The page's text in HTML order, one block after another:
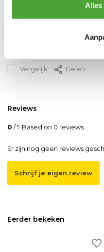
Alles
Do you have a question
Our employee is happy to
Vergelijk Delen
Reviews
0 /5 Based on 0 reviews
Er zijn nog geen reviews
Schrijf je eigen review
Eerder bekeken